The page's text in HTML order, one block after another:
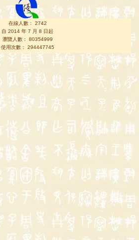
在線人數： 2742
自 2014 年 7 月 8 日起
瀏覽人數： 80354999
使用次數： 294447745